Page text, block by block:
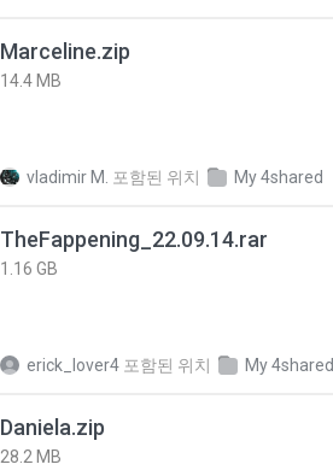
Marceline.zip
14.4 MB
vladimir M. 포함된 위치 My 4shared
TheFappening_22.09.14.rar
1.16 GB
erick_lover4 포함된 위치 My 4shared
Daniela.zip
28.2 MB